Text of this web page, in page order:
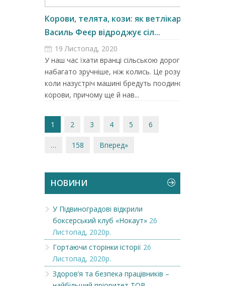
Корови, телята, кози: як ветлікар
Василь Феєр відроджує сіл...
19 Листопад, 2020
У наш час їхати вранці сільською дорогою
набагато зручніше, ніж колись. Це розумієш,
коли назустріч машині бредуть поодинокі
корови, причому ще й нав...
1 2 3 4 5 6
… 158 Вперед»
НОВИНИ
У Підвиноградові відкрили
боксерський клуб «Нокаут» 26
Листопад, 2020р.
Гортаючи сторінки історії 26
Листопад, 2020р.
Здоров’я та безпека працівників –